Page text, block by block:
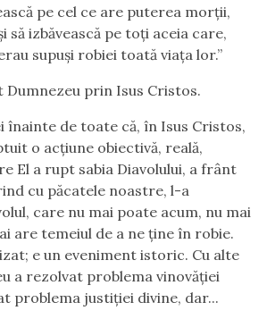
pe cel ce are puterea morții,
să izbăvească pe toți aceia care,
supuși robiei toată viața lor.”
Dumnezeu prin Isus Cristos.
înainte de toate că, în Isus Cristos,
o acțiune obiectivă, reală,
El a rupt sabia Diavolului, a frânt
cu păcatele noastre, l-a
care nu mai poate acum, nu mai
are temeiul de a ne ține în robie.
e un eveniment istoric. Cu alte
a rezolvat problema vinovăției
problema justiției divine, dar...